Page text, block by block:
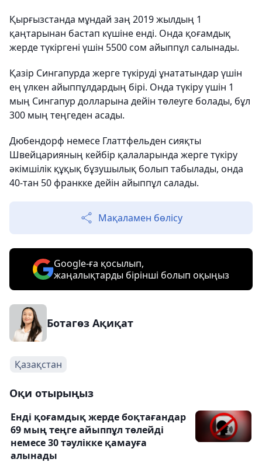
Қырғызстанда мұндай заң 2019 жылдың 1
қаңтарынан бастап күшіне енді. Онда қоғамдық
жерде түкіргені үшін 5500 сом айыппұл салынады.
Қазір Сингапурда жерге түкіруді ұнататындар үшін
ең үлкен айыппұлдардың бірі. Онда түкіру үшін 1
мың Сингапур долларына дейін төлеуге болады, бұл
300 мың теңгеден асады.
Дюбендорф немесе Глаттфельден сияқты
Швейцарияның кейбір қалаларында жерге түкіру
әкімшілік құқық бұзушылық болып табылады, онда
40-тан 50 франкке дейін айыппұл салады.
Мақаламен бөлісу
Google-ға қосылып,
жаңалықтарды бірінші болып оқыңыз
Ботагөз Ақиқат
Қазақстан
Оқи отырыңыз
Енді қоғамдық жерде боқтағандар
69 мың теңге айыппұл төлейді
немесе 30 тәулікке қамауға
алынады